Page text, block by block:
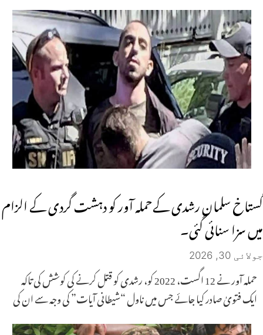
گستاخ سلمان رشدی کےحملہ آور کو دہشت گردی کے الزام
میں سزا سنائی گئی۔
جولائی 30, 2026
حملہ آور نے 12 اگست، 2022 کو، رشدی کو قتل کرنے کی کوشش کی تاکہ
ایک فتویٰ صادر کیا جائے جس میں ناول “شیطانی آیات” کی وجہ سے ان کی